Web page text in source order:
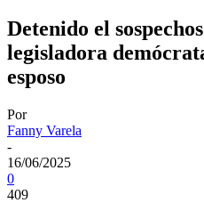
Detenido el
legisladora
esposo
Por
Fanny Varela
-
16/06/2025
0
409